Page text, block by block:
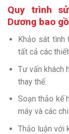
Quy trình
Dương bao
Khảo sát tình
tất cả các
Tư vấn khách
thay thế.
Soạn thảo kế
máy và các
Thảo luận với